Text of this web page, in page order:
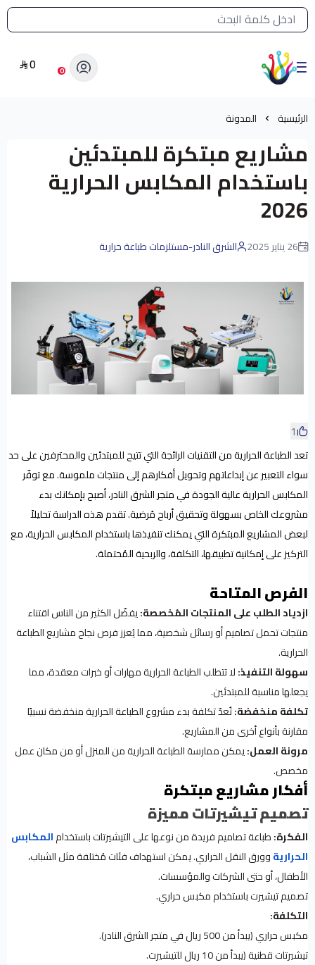
القائمة الرئيسية لمتجر الشرق النادر
الشرق النادر بيع مستلزمات طباعة حرارية 0
0
الرئيسية المدونة
مشاريع مبتكرة للمبتدئين
باستخدام المكابس الحرارية
2026
26 يناير 2025 الشرق النادر-مستلزمات طباعة حرارية
1
تعد الطباعة الحرارية من التقنيات الرائجة التي تتيح للمبتدئين والمحترفين على حد
سواء التعبير عن إبداعاتهم وتحويل أفكارهم إلى منتجات ملموسة. مع توفّر
المكابس الحرارية عالية الجودة في متجر الشرق النادر، أصبح بإمكانك بدء
مشروعك الخاص بسهولة وتحقيق أرباح مُرضية. تقدم هذه الدراسة تحليلاً
لبعض المشاريع المبتكرة التي يمكنك تنفيذها باستخدام المكابس الحرارية، مع
التركيز على إمكانية تطبيقها، التكلفة، والربحية المُحتملة.
الفرص المتاحة
ازدياد الطلب على المنتجات المُخصصة:يفضّل الكثير من الناس اقتناء
منتجات تحمل تصاميم أو رسائل شخصية، مما يُعزز فرص نجاح مشاريع الطباعة
الحرارية.
سهولة التنفيذ:لا تتطلب الطباعة الحرارية مهارات أو خبرات معقدة، مما
يجعلها مناسبة للمبتدئين.
تكلفة منخفضة:تُعدّ تكلفة بدء مشروع الطباعة الحرارية منخفضة نسبيًا
مقارنة بأنواع أخرى من المشاريع.
مرونة العمل:يمكن ممارسة الطباعة الحرارية من المنزل أو من مكان عمل
مخصص.
أفكار مشاريع مبتكرة
تصميم تيشيرتات مميزة
الفكرة:طباعة تصاميم فريدة من نوعها على التيشيرتات باستخدامالمكابس
الحراريةوورق النقل الحراري. يمكن استهداف فئات مُختلفة مثل الشباب،
الأطفال، أو حتى الشركات والمؤسسات.
تصميم تيشيرت باستخدام مكبس حراري.
التكلفة:
مكبس حراري (يبدأ من 500 ريال في متجر الشرق النادر).
تيشيرتات قطنية (يبدأ من 10 ريال للتيشيرت.